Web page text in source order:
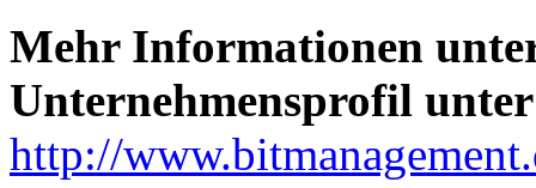
Mehr Informationen
Unternehmensprofil unter
http://